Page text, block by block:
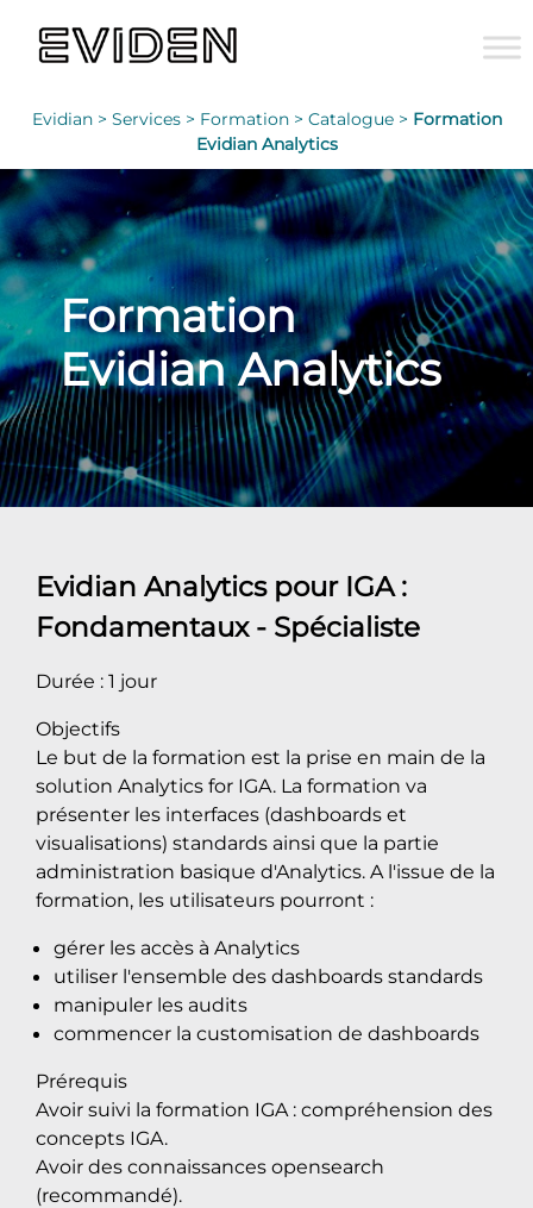
Evidian > Services > Formation > Catalogue > Formation
Evidian Analytics
Formation
Evidian Analytics
Evidian Analytics pour IGA:
Fondamentaux - Spécialiste
Durée : 1 jour
Objectifs
Le but de la formation est la prise en main de la
solution Analytics for IGA. La formation va
présenter les interfaces (dashboards et
visualisations) standards ainsi que la partie
administration basique d'Analytics. A l'issue de la
formation, les utilisateurs pourront :
gérer les accès à Analytics
utiliser l'ensemble des dashboards standards
manipuler les audits
commencer la customisation de dashboards
Prérequis
Avoir suivi la formation IGA : compréhension des
concepts IGA.
Avoir des connaissances opensearch
(recommandé).